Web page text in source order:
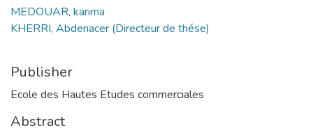
MEDOUAR, karima
KHERRI, Abdenacer (Directeur de thése)
Publisher
Ecole des Hautes Etudes commerciales
Abstract